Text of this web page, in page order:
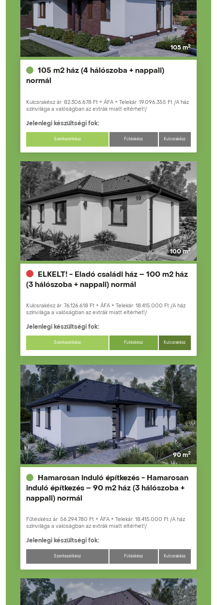
105 m2
105 m2 ház (4 hálószoba + nappali)
normál
Kulcsrakész ár: 82.306.678 Ft + ÁFA + Telekár: 19.096.355 Ft /A ház
színvilága a valóságban az extrák miatt eltérhet!/
Jelenlegi készültségi fok:
Szerkezetkész Fűtéskész Kulcsrakész
100 m2
ELKELT! - Eladó családi ház – 100 m2 ház
(3 hálószoba + nappali) normál
Kulcsrakész ár: 76.126.618 Ft + ÁFA + Telekár: 18.415.000 Ft /A ház
színvilága a valóságban az extrák miatt eltérhet!/
Jelenlegi készültségi fok:
Szerkezetkész Fűtéskész Kulcsrakész
90 m2
Hamarosan induló építkezés - Hamarosan
induló építkezés – 90 m2 ház (3 hálószoba +
nappali) normál
Fűtéskész ár: 56.294.780 Ft + ÁFA + Telekár: 18.415.000 Ft /A ház
színvilága a valóságban az extrák miatt eltérhet!/
Jelenlegi készültségi fok:
Szerkezetkész Fűtéskész Kulcsrakész